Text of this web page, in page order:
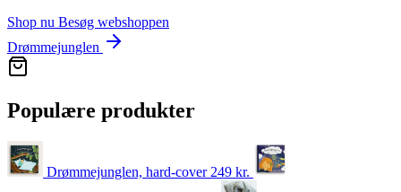
Shop nu Besøg webshoppen
Drømmejunglen
Populære produkter
Drømmejunglen, hard-cover 249 kr.